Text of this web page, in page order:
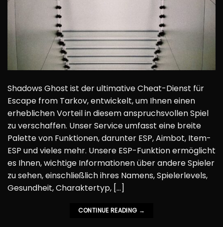
Shadows Ghost ist der ultimative Cheat-Dienst für
Escape from Tarkov, entwickelt, um Ihnen einen
erheblichen Vorteil in diesem anspruchsvollen Spiel
zu verschaffen. Unser Service umfasst eine breite
Palette von Funktionen, darunter ESP, Aimbot, Item-
ESP und vieles mehr. Unsere ESP-Funktion ermöglicht
es Ihnen, wichtige Informationen über andere Spieler
zu sehen, einschließlich ihres Namens, Spielerlevels,
Gesundheit, Charaktertyp, […]
CONTINUE READING →